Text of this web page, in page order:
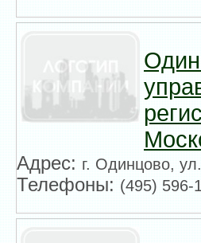
Адрес:г. Одинцово,
Телефоны:(495) 596-